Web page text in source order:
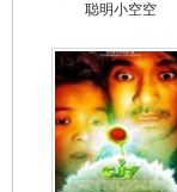
聪明小空空